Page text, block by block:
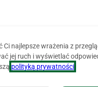
Ci najlepsze wrażenia z
jej ruch i wyświetlać
polityką prywatności